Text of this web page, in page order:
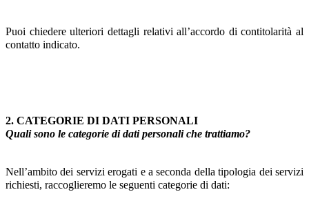
Puoi chiedere ulteriori dettagli relativi all’accordo di contitolarità al
contatto indicato.
2. CATEGORIE DI DATI PERSONALI
Quali sono le categorie di dati personali che trattiamo?
Nell’ambito dei servizi erogati e a seconda della tipologia dei servizi
richiesti, raccoglieremo le seguenti categorie di dati: